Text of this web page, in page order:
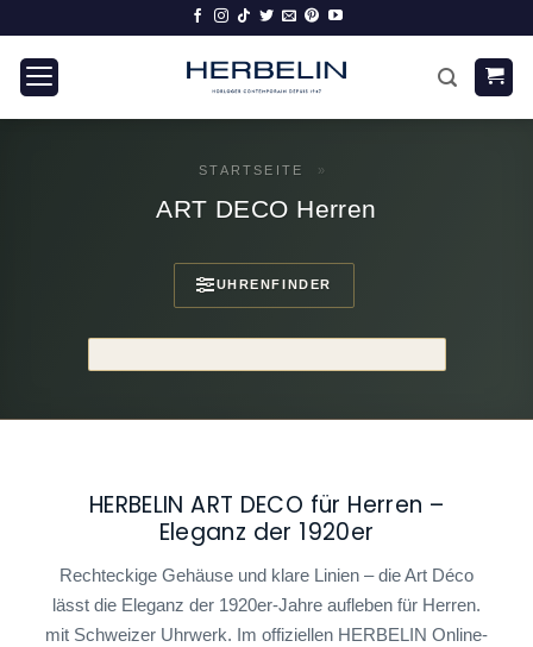
springen
STARTSEITE »
ART DECO Herren
UHRENFINDER
HERBELIN ART DECO für Herren –
Eleganz der 1920er
Rechteckige Gehäuse und klare Linien – die Art Déco
lässt die Eleganz der 1920er-Jahre aufleben für Herren.
mit Schweizer Uhrwerk. Im offiziellen HERBELIN Online-